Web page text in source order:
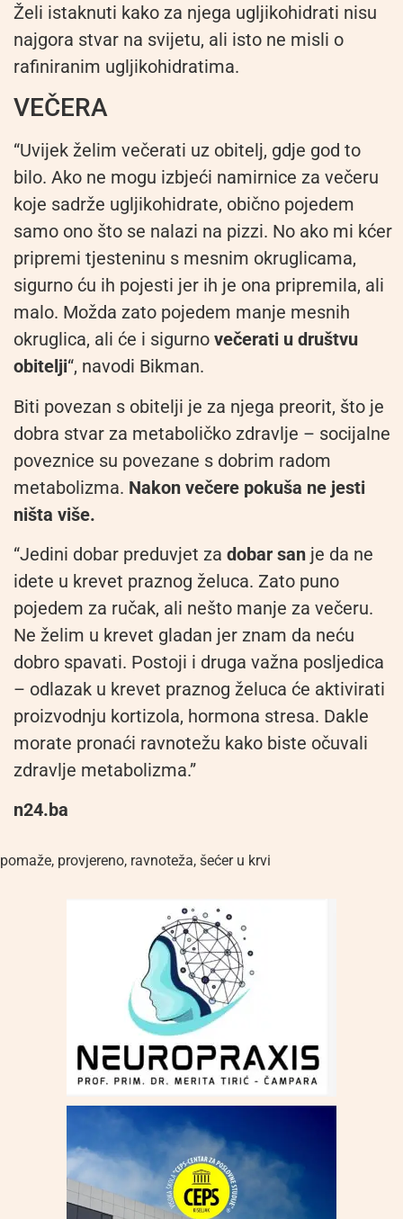
Želi istaknuti kako za njega ugljikohidrati nisu
najgora stvar na svijetu, ali isto ne misli o
rafiniranim ugljikohidratima.
VEČERA
“Uvijek želim večerati uz obitelj, gdje god to
bilo. Ako ne mogu izbjeći namirnice za večeru
koje sadrže ugljikohidrate, obično pojedem
samo ono što se nalazi na pizzi. No ako mi kćer
pripremi tjesteninu s mesnim okruglicama,
sigurno ću ih pojesti jer ih je ona pripremila, ali
malo. Možda zato pojedem manje mesnih
okruglica, ali će i sigurno večerati u društvu
obitelji“, navodi Bikman.
Biti povezan s obitelji je za njega preorit, što je
dobra stvar za metaboličko zdravlje – socijalne
poveznice su povezane s dobrim radom
metabolizma. Nakon večere pokuša ne jesti
ništa više.
“Jedini dobar preduvjet za dobar san je da ne
idete u krevet praznog želuca. Zato puno
pojedem za ručak, ali nešto manje za večeru.
Ne želim u krevet gladan jer znam da neću
dobro spavati. Postoji i druga važna posljedica
– odlazak u krevet praznog želuca će aktivirati
proizvodnju kortizola, hormona stresa. Dakle
morate pronaći ravnotežu kako biste očuvali
zdravlje metabolizma.”
n24.ba
pomaže, provjereno, ravnoteža, šećer u krvi